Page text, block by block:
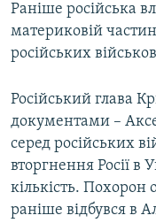
Раніше російська
материковій
російських
Російський глава
документами –
серед російських
вторгнення Росії в
кількість. Похорон
раніше відбувся в